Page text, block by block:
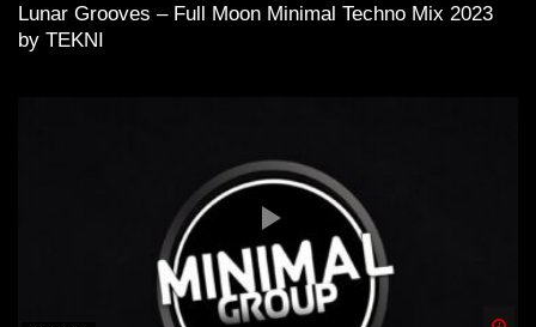
Lunar Grooves – Full Moon Minimal Techno Mix 2023
by TEKNI